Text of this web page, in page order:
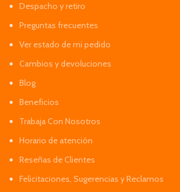
Despacho y retiro
Preguntas frecuentes
Ver estado de mi pedido
Cambios y devoluciones
Blog
Beneficios
Trabaja Con Nosotros
Horario de atención
Reseñas de Clientes
Felicitaciones, Sugerencias y Reclamos